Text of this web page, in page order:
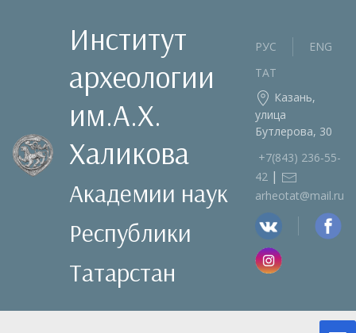
Институт
археологии
им.А.Х.
Халикова
Академии наук
Республики
Татарстан
РУС
ENG
ТАТ
Казань,
улица
Бутлерова, 30
+7(843) 236‑55-
42 |
arheotat@mail.ru